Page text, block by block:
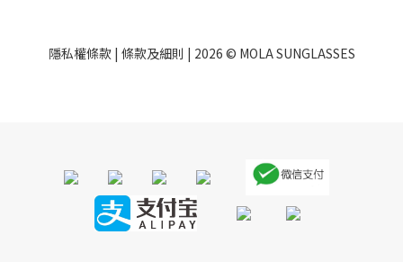
隱私權條款| 條款及細則 | 2026 © MOLA SUNGLASSES